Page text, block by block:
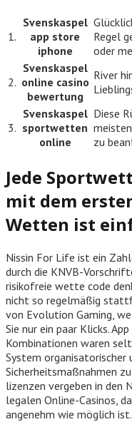
1.
Svenskaspel
app store
iphone
Regel
oder
2.
Svenskaspel
online casino
bewertung
River
3.
Svenskaspel
sportwetten
online
Diese
zu
Jede
mit dem
Wetten ist
Nissin For Life ist ein
durch die KNVB-
risikofreie wette code
nicht so regelmäßig
von Evolution Gaming,
Sie nur ein paar Klicks.
Kombinationen waren
System organisatorischer
Sicherheitsmaßnahmen
lizenzen vergeben in den
legalen Online-Casinos,
angenehm wie möglich ist.